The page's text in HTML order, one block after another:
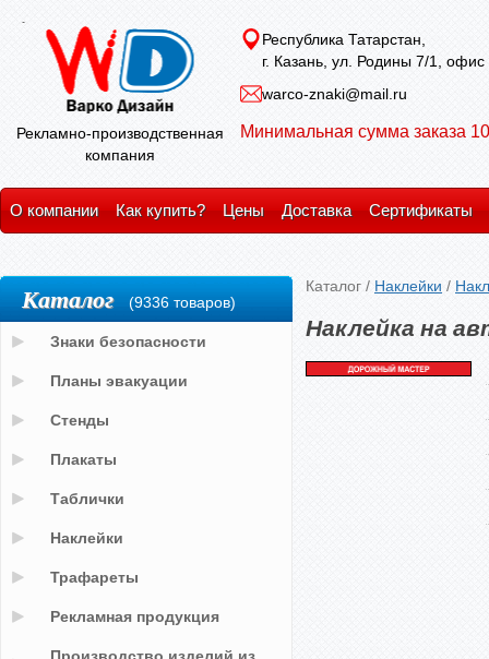
Рекламно-производственная
компания
Республика Татарстан,
г. Казань, ул. Родины 7/1, офис
warco-znaki@mail.ru
Минимальная сумма заказа
О компании Как купить? Цены Доставка Сертификаты
Каталог / Наклейки /
Наклейка на
Каталог (9336 товаров)
Знаки безопасности
Планы эвакуации
Стенды
Плакаты
Таблички
Наклейки
Трафареты
Рекламная продукция